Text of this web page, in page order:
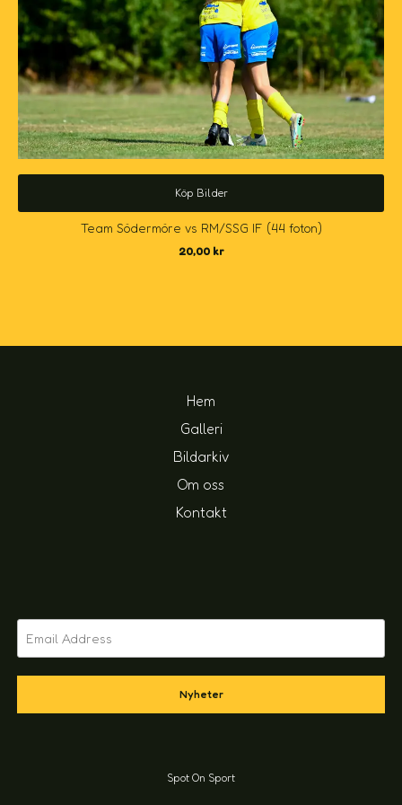
Köp Bilder
Team Södermöre vs RM/SSG IF (44 foton)
20,00 kr
Hem
Galleri
Bildarkiv
Om oss
Kontakt
Nyheter
Spot On Sport